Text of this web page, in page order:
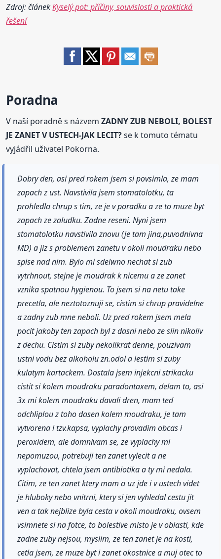
Zdroj: článekKyselý pot: příčiny, souvislosti a praktická
řešení
Poradna
V naší poradně s názvemZADNY ZUB NEBOLI, BOLEST
JE ZANET V USTECH-JAK LECIT?se k tomuto tématu
vyjádřil uživatel Pokorna.
Dobry den, asi pred rokem jsem si povsimla, ze mam
zapach z ust. Navstivila jsem stomatolotku, ta
prohledla chrup s tim, ze je v poradku a ze to muze byt
zapach ze zaludku. Zadne reseni. Nyni jsem
stomatolotku navstivila znovu (je tam jina,puvodnivna
MD) a jiz s problemem zanetu v okoli moudraku nebo
spise nad nim. Bylo mi sdelwno nechat si zub
vytrhnout, stejne je moudrak k nicemu a ze zanet
vznika spatnou hygienou. To jsem si na netu take
precetla, ale neztotoznuji se, cistim si chrup pravidelne
a zadny zub mne neboli. Uz pred rokem jsem mela
pocit jakoby ten zapach byl z dasni nebo ze slin nikoliv
z dechu. Cistim si zuby nekolikrat denne, pouzivam
ustni vodu bez alkoholu zn.odol a lestim si zuby
kulatym kartackem. Dostala jsem injekcni strikacku
cistit si kolem moudraku paradontaxem, delam to, asi
3x mi kolem moudraku davali dren, mam ted
odchliplou z toho dasen kolem moudraku, je tam
vytvorena i tzv.kapsa, vyplachy provadim obcas i
peroxidem, ale domnivam se, ze vyplachy mi
nepomuzou, potrebuji ten zanet vylecit a ne
vyplachovat, chtela jsem antibiotika a ty mi nedala.
Citim, ze ten zanet ktery mam a uz jde i v ustech videt
je hluboky nebo vnitrni, ktery si jen vyhledal cestu jit
ven a tak nejblize byla cesta v okoli moudraku, ovsem
vsimnete si na fotce, to bolestive misto je v oblasti, kde
zadne zuby nejsou, myslim, ze ten zanet je na kosti,
cetla jsem, ze muze byt i zanet okostnice a muj otec to